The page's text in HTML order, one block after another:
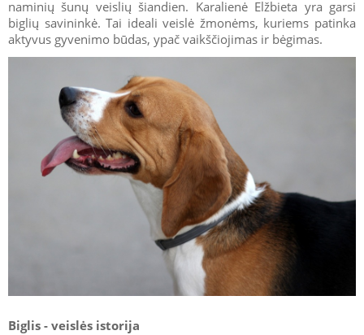
naminių šunų veislių šiandien. Karalienė Elžbieta yra garsi
biglių savininkė. Tai ideali veislė žmonėms, kuriems patinka
aktyvus gyvenimo būdas, ypač vaikščiojimas ir bėgimas.
Biglis - veislės istorija